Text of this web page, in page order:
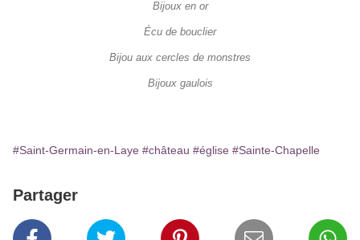
Bijoux en or
Écu de bouclier
Bijou aux cercles de monstres
Bijoux gaulois
#Saint-Germain-en-Laye #château #église #Sainte-Chapelle
Partager